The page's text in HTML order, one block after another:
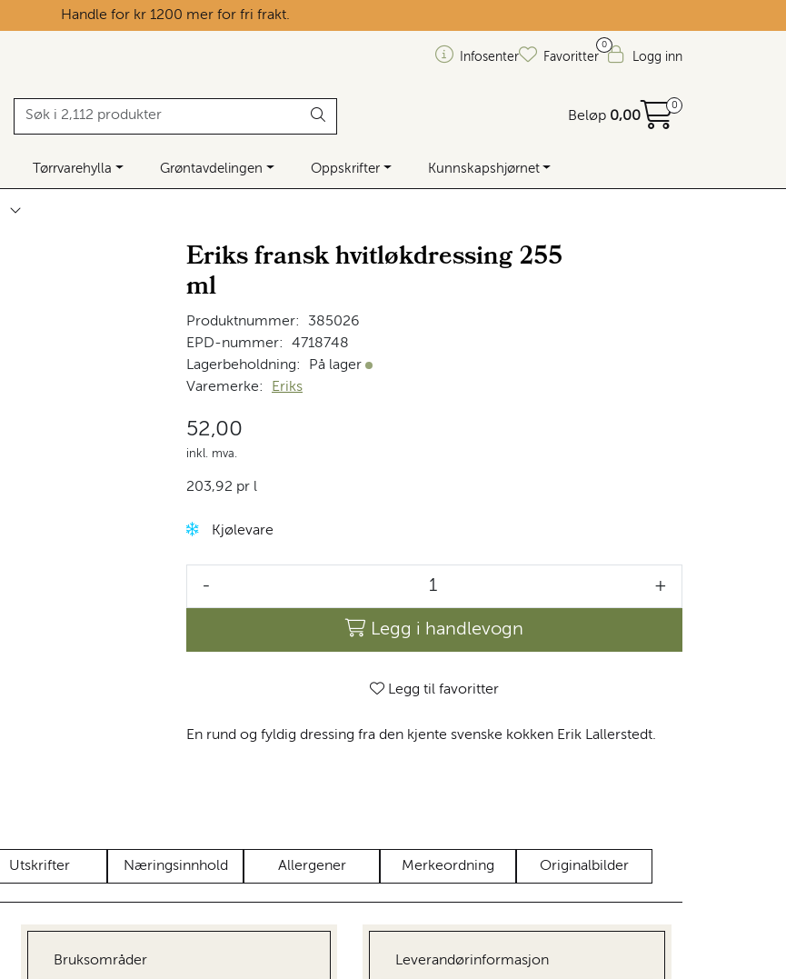
Handle for kr 1200 mer for fri frakt.
Infosenter
0
Favoritter Logg inn
Beløp 0,00
0
Tørrvarehylla Grøntavdelingen Oppskrifter Kunnskapshjørnet
Eriks fransk hvitløkdressing 255
ml
Produktnummer:
385026
EPD-nummer:
4718748
Lagerbeholdning:
På lager På lager
Varemerke: Eriks
52,00
inkl. mva.
203,92 pr l
Kjølevare
- +
Legg i handlevogn
Legg til favoritter
En rund og fyldig dressing fra den kjente svenske kokken Erik Lallerstedt.
Utskrifter Næringsinnhold Allergener Merkeordning Originalbilder
Bruksområder Leverandørinformasjon